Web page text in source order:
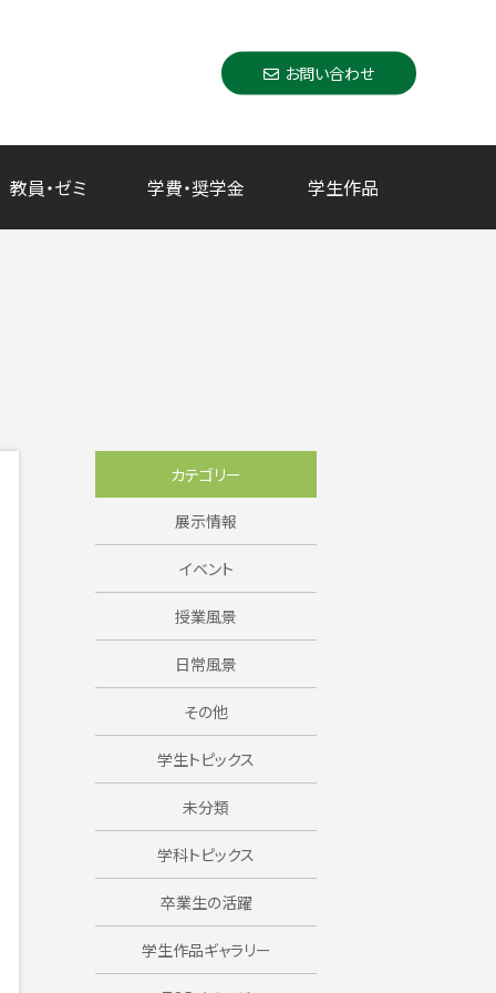
お問い合わせ
教員・ゼミ 学費・奨学金 学生作品
カテゴリー
展示情報
イベント
授業風景
日常風景
その他
学生トピックス
未分類
学科トピックス
卒業生の活躍
学生作品ギャラリー